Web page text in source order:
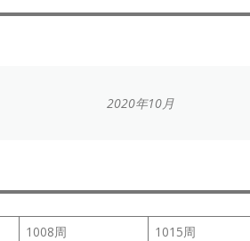
2020年10月
1008周 1015周